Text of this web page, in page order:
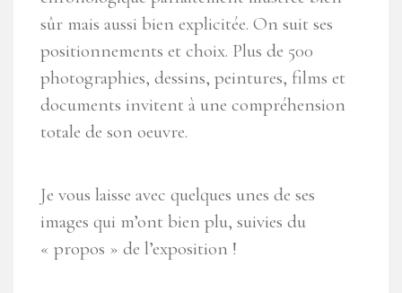
sûr mais aussi bien explicitée. On suit ses
positionnements et choix. Plus de 500
photographies, dessins, peintures, films et
documents invitent à une compréhension
totale de son oeuvre.
Je vous laisse avec quelques unes de ses
images qui m’ont bien plu, suivies du
« propos » de l’exposition !